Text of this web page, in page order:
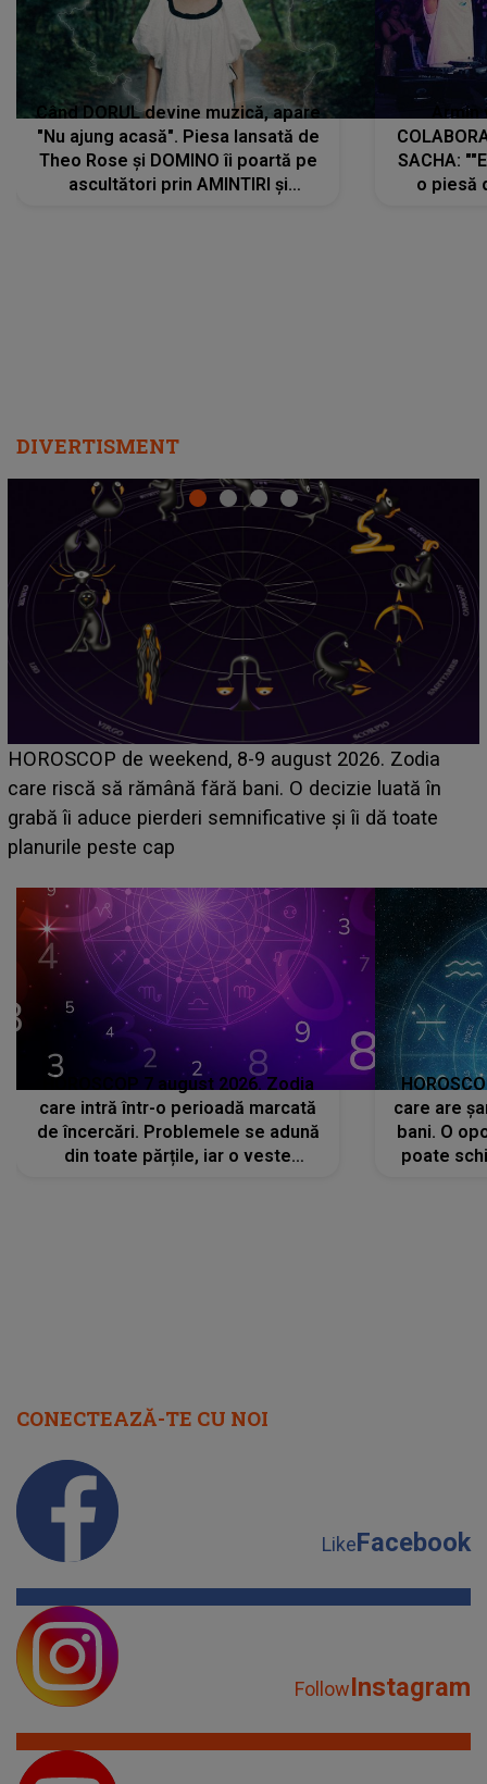
Când DORUL devine muzică, apare
"Nu ajung acasă". Piesa lansată de
Theo Rose și DOMINO îi poartă pe
ascultători prin AMINTIRI și
SACHA:
o piesă
DIVERTISMENT
Emanuel a ținut ACEST DETALIU ASCUNS până
acum! În fața Alexandrei, concurentul din Casa Iubirii
face o MĂRTURISIRE NEAȘTEPTATĂ despre mama
sa: "I-am spus și ei în față, eu nu te iubesc pentru
HOROSCOP 7 august 2026. Zodia
care intră într-o perioadă marcată
de încercări. Problemele se adună
din toate părțile, iar o veste
care are
bani. O
poate
CONECTEAZĂ-TE CU NOI
LikeFacebook
FollowInstagram